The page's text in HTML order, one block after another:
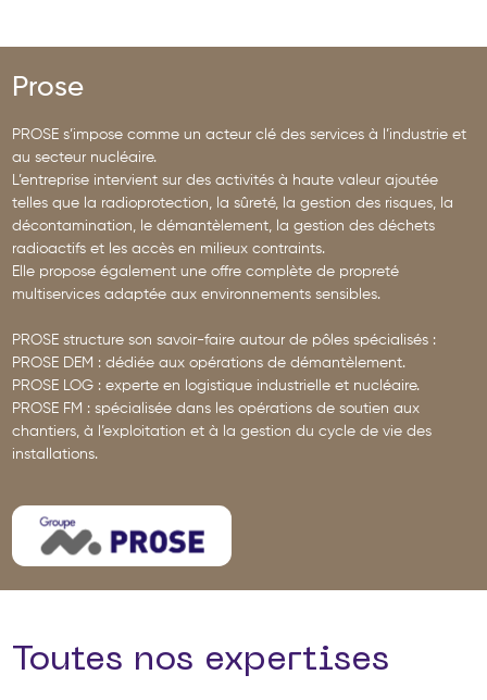
Prose
PROSE s’impose comme un acteur clé des services à l’industrie et
au secteur nucléaire.
L’entreprise intervient sur des activités à haute valeur ajoutée
telles que la radioprotection, la sûreté, la gestion des risques, la
décontamination, le démantèlement, la gestion des déchets
radioactifs et les accès en milieux contraints.
Elle propose également une offre complète de propreté
multiservices adaptée aux environnements sensibles.
PROSE structure son savoir-faire autour de pôles spécialisés :
PROSE DEM : dédiée aux opérations de démantèlement.
PROSE LOG : experte en logistique industrielle et nucléaire.
PROSE FM : spécialisée dans les opérations de soutien aux
chantiers, à l’exploitation et à la gestion du cycle de vie des
installations.
Toutes nos expertises